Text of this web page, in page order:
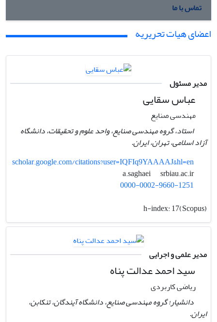
تماس با ما
اعضای هیات تحریریه
مدیر مسئول
عباس سقایی
مهندسی صنایع
استاد، گروه مهندسی صنایع، واحد علوم و تحقیقات، دانشگاه
آزاد اسلامی، تهران، ایران.
scholar.google.com/citations?user=IQFIq9YAAAAJ&hl=en
a.saghaei
srbiau.ac.ir
0000-0002-9660-1251
h-index:17(Scopus)
مدیر علمی و اجرایی
سید احمد عدالت پناه
ریاضی کاربردی
دانشیار؛ گروه مهندسی صنایع، دانشگاه آیندگان، تنکابن،
ایران.